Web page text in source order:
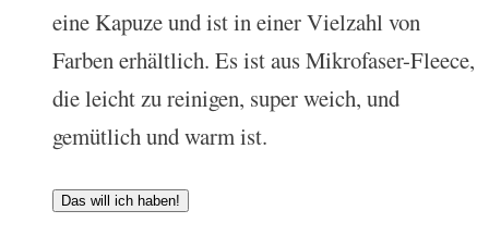
eine Kapuze und ist in einer Vielzahl von
Farben erhältlich. Es ist aus Mikrofaser-Fleece,
die leicht zu reinigen, super weich, und
gemütlich und warm ist.
Das will ich haben!